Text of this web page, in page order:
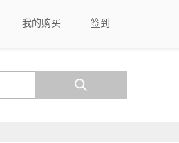
我的购买 签到